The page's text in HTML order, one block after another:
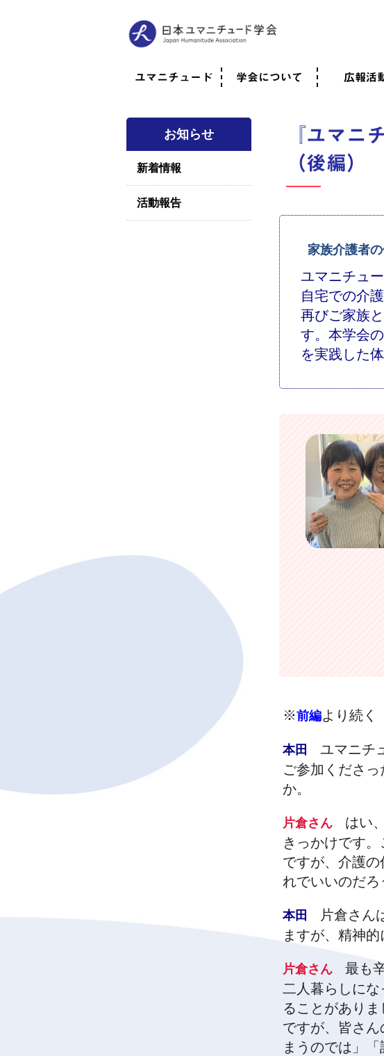
ユマニチュード 学会について 広報活
『ユマニ
（後編）
家族介護者
ユマニチュ
自宅での介
再びご家族
す。本学会
を実践した
※前編より続く
本田 ユマニチ
ご参加くださ
か。
片倉さん はい
きっかけです
ですが、介護
れでいいのだろ
本田
片倉さん
ますが、精神
片倉さん 最も
二人暮らしに
ることがあり
ですが、皆さ
まうのでは」
お知らせ
新着情報
活動報告